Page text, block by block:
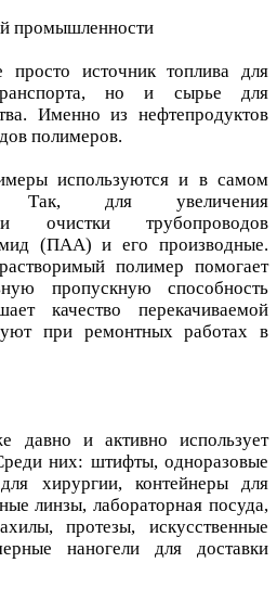
промышленности
источник топлива для
но и сырье для
Именно из нефтепродуктов
полимеров.
используются и в самом
Так, для увеличения
и очистки трубопроводов
(ПАА) и его производные.
полимер помогает
пропускную способность
качество перекачиваемой
при ремонтных работах в
давно и активно использует
них: штифты, одноразовые
хирургии, контейнеры для
линзы, лабораторная посуда,
протезы, искусственные
наногели для доставки